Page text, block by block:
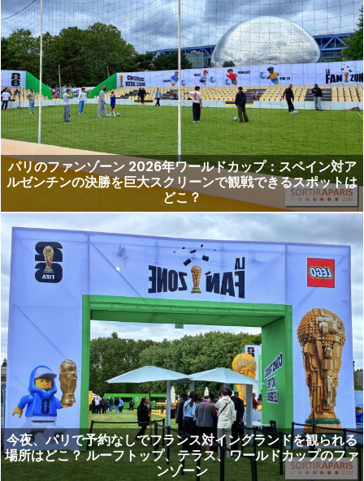
パリのファンゾーン 2026年ワールドカップ：スペイン対ア
ルゼンチンの決勝を巨大スクリーンで観戦できるスポットは
どこ？
今夜、パリで予約なしでフランス対イングランドを観られる
場所はどこ？ ルーフトップ、テラス、ワールドカップのファ
ンゾーン